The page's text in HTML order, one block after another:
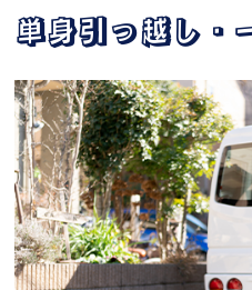
単身引っ越し・